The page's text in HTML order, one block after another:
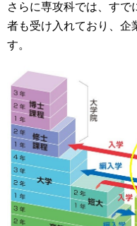
さらに専攻科では、すで
者も受け入れており、企
す。